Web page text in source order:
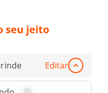
seu jeito
Editar